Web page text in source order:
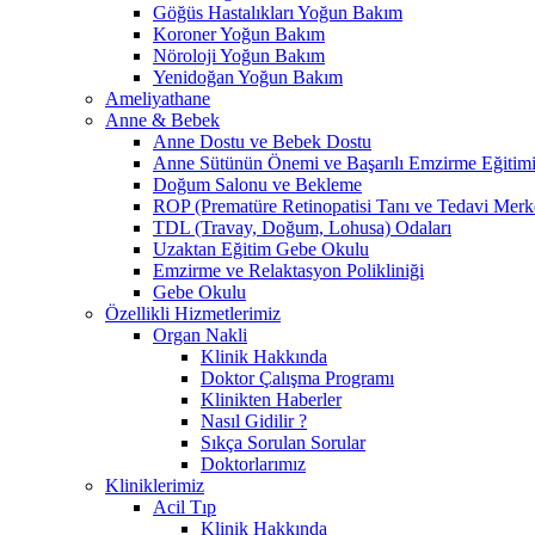
Göğüs Hastalıkları Yoğun Bakım
Koroner Yoğun Bakım
Nöroloji Yoğun Bakım
Yenidoğan Yoğun Bakım
Ameliyathane
Anne & Bebek
Anne Dostu ve Bebek Dostu
Anne Sütünün Önemi ve Başarılı Emzirme Eğitimi
Doğum Salonu ve Bekleme
ROP (Prematüre Retinopatisi Tanı ve Tedavi
TDL (Travay, Doğum, Lohusa) Odaları
Uzaktan Eğitim Gebe Okulu
Emzirme ve Relaktasyon Polikliniği
Gebe Okulu
Özellikli Hizmetlerimiz
Organ Nakli
Klinik Hakkında
Doktor Çalışma Programı
Klinikten Haberler
Nasıl Gidilir ?
Sıkça Sorulan Sorular
Doktorlarımız
Kliniklerimiz
Acil Tıp
Klinik Hakkında